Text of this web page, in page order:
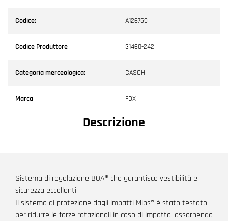
Codice: A126759
Codice Produttore 31460-242
Categoria merceologica: CASCHI
Marca FOX
Descrizione
Sistema di regolazione BOA® che garantisce vestibilità e
sicurezza eccellenti
Il sistema di protezione dagli impatti Mips® è stato testato
per ridurre le forze rotazionali in caso di impatto, assorbendo